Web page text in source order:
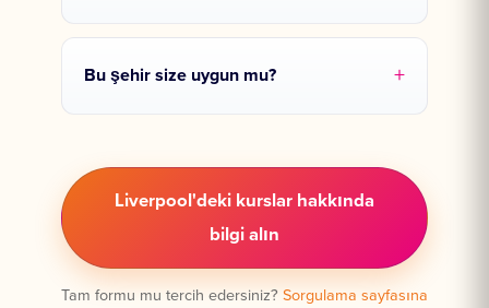
Bu şehir size uygun mu?
Liverpool'deki kurslar hakkında
bilgi alın
Tam formu mu tercih edersiniz? Sorgulama sayfasına